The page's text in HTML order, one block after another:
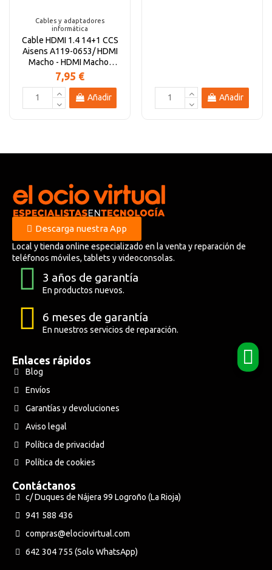
Cables y adaptadores
informática
Cable HDMI 1.4 14+1 CCS
Aisens A119-0653/ HDMI
Macho - HDMI Macho/
1.8m/ Negro
7,95 €
Añadir Añadir
Descarga nuestra App
Local y tienda online especializado en la venta y reparación de
teléfonos móviles, tablets y videoconsolas.
3 años de garantía
En productos nuevos.
6 meses de garantía
En nuestros servicios de reparación.
Enlaces rápidos
Blog
Envíos
Garantías y devoluciones
Aviso legal
Política de privacidad
Política de cookies
Contáctanos
c/ Duques de Nájera 99 Logroño (La Rioja)
941 588 436
compras@elociovirtual.com
642 304 755 (Solo WhatsApp)